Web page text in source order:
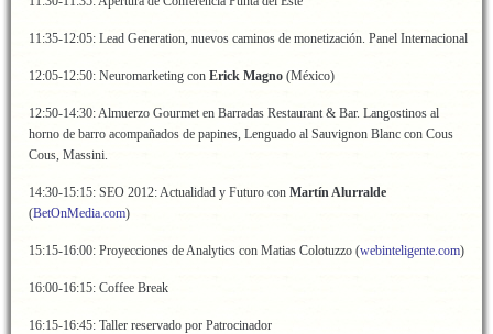
11:35-12:05: Lead Generation, nuevos caminos de monetización. Panel Internacional
12:05-12:50: Neuromarketing con Erick Magno (México)
12:50-14:30: Almuerzo Gourmet en Barradas Restaurant & Bar. Langostinos al
horno de barro acompañados de papines, Lenguado al Sauvignon Blanc con Cous
Cous, Massini.
14:30-15:15: SEO 2012: Actualidad y Futuro con Martín Alurralde
(BetOnMedia.com)
15:15-16:00: Proyecciones de Analytics con Matias Colotuzzo (webinteligente.com)
16:00-16:15: Coffee Break
16:15-16:45: Taller reservado por Patrocinador